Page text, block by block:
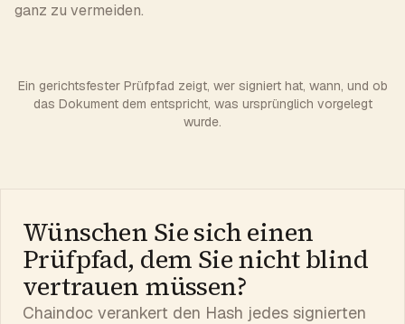
ganz zu vermeiden.
Ein gerichtsfester Prüfpfad zeigt, wer signiert hat, wann, und ob
das Dokument dem entspricht, was ursprünglich vorgelegt
wurde.
Wünschen Sie sich einen
Prüfpfad, dem Sie nicht blind
vertrauen müssen?
Chaindoc verankert den Hash jedes signierten